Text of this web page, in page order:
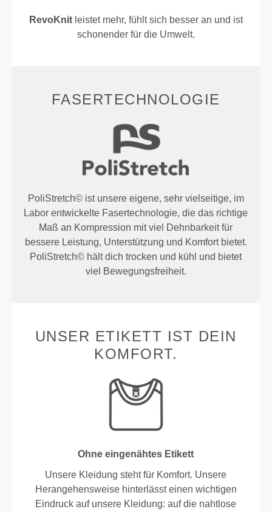
RevoKnitleistet mehr, fühlt sich besser an und ist
schonender für die Umwelt.
FASERTECHNOLOGIE
PoliStretch© ist unsere eigene, sehr vielseitige, im
Labor entwickelte Fasertechnologie, die das richtige
Maß an Kompression mit viel Dehnbarkeit für
bessere Leistung, Unterstützung und Komfort bietet.
PoliStretch© hält dich trocken und kühl und bietet
viel Bewegungsfreiheit.
UNSER ETIKETT IST DEIN
KOMFORT.
Ohne eingenähtes Etikett
Unsere Kleidung steht für Komfort. Unsere
Herangehensweise hinterlässt einen wichtigen
Eindruck auf unsere Kleidung: auf die nahtlose